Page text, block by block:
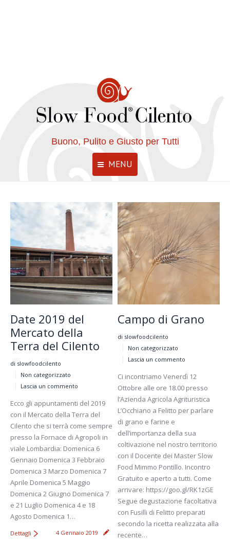
Buono, Pulito e Giusto per Tutti
MENU
Date 2019 del
Mercato della
Terra del Cilento
di slowfoodcilento
Non categorizzato
Lascia un commento
Ecco gli appuntamenti del 2019
con il Mercato della Terra del
Cilento che si terrà come sempre
presso la Fornace di Agropoli in
viale Lombardia: Domenica 6
Gennaio Domenica 3 Febbraio
Domenica 3 Marzo Domenica 7
Aprile Domenica 5 Maggio
Domenica 2 Giugno Domenica 7
e 21 Luglio Domenica 4 e 18
Agosto Domenica 1…
4 Gennaio 2019
Dettagli
Campo di Grano
di slowfoodcilento
Non categorizzato
Lascia un commento
Ci incontriamo Venerdì 12
Ottobre alle ore 18.00 presso
l’Azienda Agricola Agrituristica
L’Occhiano a Felitto per parlare
di grano e farine e
dell’importanza della sua
coltivazione nel nostro territorio
con il Docente dei Master Slow
Food Mimmo Pontillo. Incontro
Gratuito e aperto a tutti. Come
arrivare: https://goo.gl/RK1zGE
Segue degustazione facoltativa
con Fusilli di Felitto preparati
secondo la ricetta realizzata alla
recente…